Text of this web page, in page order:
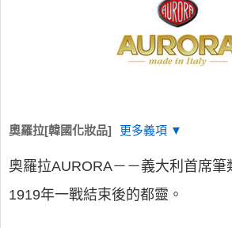
奧羅拉[韓國化妝品] 更多義項 ▼
奧羅拉AURORA－－義大利首席筆
1919年一戰結束後的都靈。